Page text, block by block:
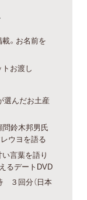
。お名前を
お渡し
選んだお土産
問鈴木邦男氏
ウヨを語る
言葉を語り
るデートDVD
３回分（日本